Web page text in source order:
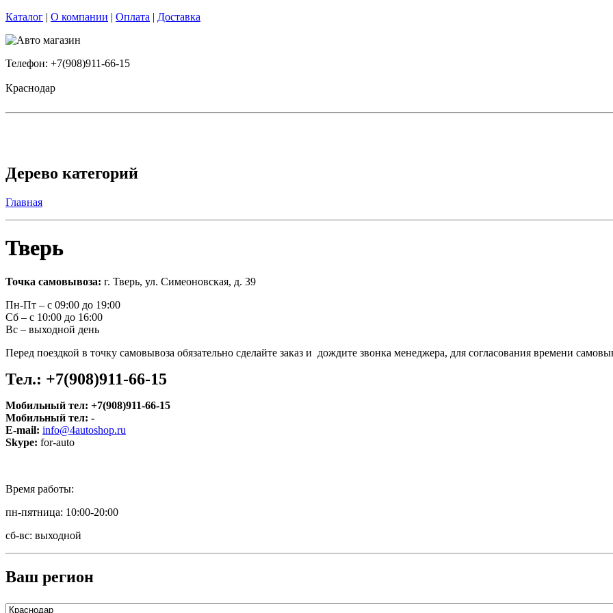
Каталог | О компании | Оплата | Доставка
Телефон: +7(908)911-66-15
Краснодар
Дерево категорий
Главная
Тверь
Точка самовывоза: г. Тверь, ул. Симеоновская, д. 39
Пн-Пт – с 09:00 до 19:00
Сб – с 10:00 до 16:00
Вс – выходной день
Перед поездкой в точку самовывоза обязательно сделайте заказ и дождите звонка менеджера, для согласования времени
Тел.: +7(908)911-66-15
Мобильный тел: +7(908)911-66-15
Мобильный тел: -
E-mail: info@4autoshop.ru
Skype: for-auto
Время работы:
пн-пятница: 10:00-20:00
сб-вс: выходной
Ваш регион